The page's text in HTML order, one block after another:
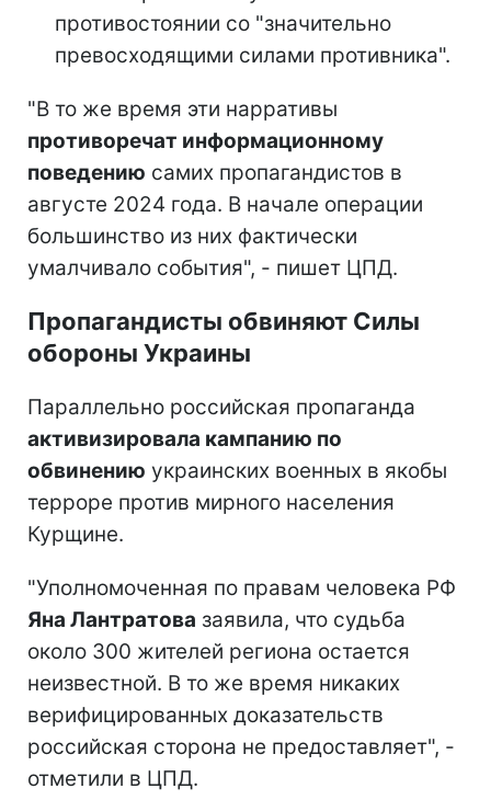
противостоянии со "значительно
превосходящими силами противника".
"В то же время эти нарративы
противоречат информационному
поведению самих пропагандистов в
августе 2024 года. В начале операции
большинство из них фактически
умалчивало события", - пишет ЦПД.
Пропагандисты обвиняют Силы
обороны Украины
Параллельно российская пропаганда
активизировала кампанию по
обвинению украинских военных в якобы
терроре против мирного населения
Курщине.
"Уполномоченная по правам человека РФ
Яна Лантратова заявила, что судьба
около 300 жителей региона остается
неизвестной. В то же время никаких
верифицированных доказательств
российская сторона не предоставляет", -
отметили в ЦПД.